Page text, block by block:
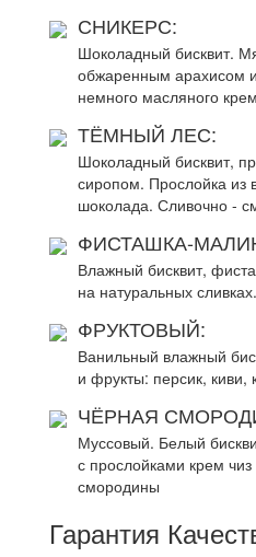
СНИКЕРС:
Шоколадный бисквит.
обжаренным арахисом
немного масляного
ТЁМНЫЙ ЛЕС:
Шоколадный бисквит,
сиропом. Прослойка из
шоколада. Сливочно -
ФИСТАШКА-
Влажный бисквит,
на натуральных
ФРУКТОВЫЙ:
Ванильный влажный
и фрукты: персик,
ЧЁРНАЯ
Муссовый. Белый
с прослойками крем
смородины
Гарантия